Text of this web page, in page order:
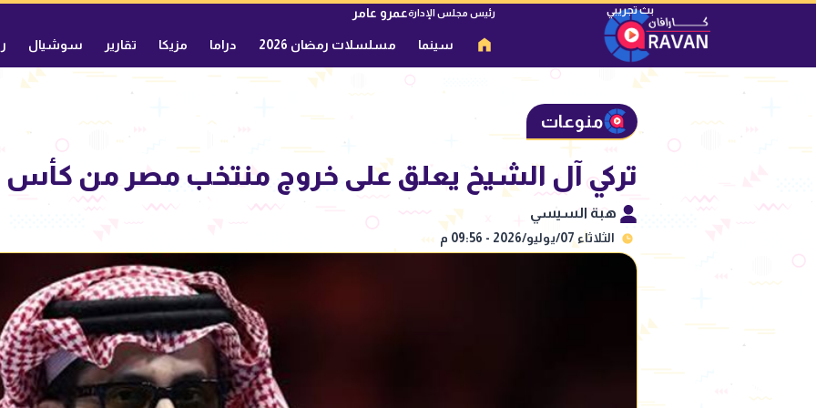
رئيس مجلس الإدارةعمرو عامر
سينما مسلسلات رمضان 2026 دراما مزيكا تقارير سوشيال
منوعات
تركي آل الشيخ يعلق على خروج منتخب مصر من كأس
هبة السيسي
الثلاثاء 07/يوليو/2026 - 09:56 م